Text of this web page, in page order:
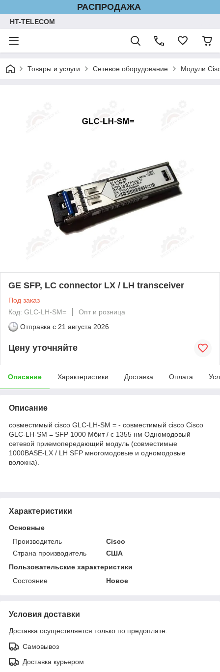
РАСПРОДАЖА
HT-TELECOM
Товары и услуги Сетевое оборудование Модули
GE SFP, LC connector LX / LH transceiver
Под заказ
Код: GLC-LH-SM=
Опт и розница
Отправка с 21 августа 2026
Цену уточняйте
Описание Характеристики Доставка Оплата
Описание
совместимый cisco GLC-LH-SM = - совместимый cisco Cisco
GLC-LH-SM = SFP 1000 Мбит / с 1355 нм Одномодовый
сетевой приемопередающий модуль (совместимые
1000BASE-LX / LH SFP многомодовые и одномодовые
волокна).
Характеристики
Основные
Производитель
Cisco
Страна производитель
США
Пользовательские характеристики
Состояние
Новое
Условия доставки
Доставка осуществляется только по предоплате.
Самовывоз
Доставка курьером